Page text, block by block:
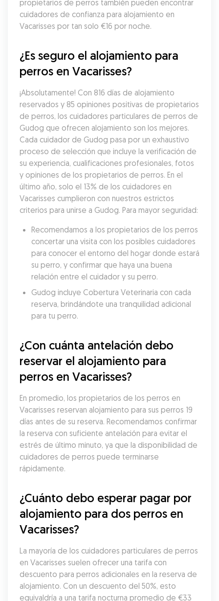
propietarios de perros también pueden encontrar
cuidadores de confianza para alojamiento en
Vacarisses por tan solo €16 por noche.
¿Es seguro el alojamiento para
perros en Vacarisses?
¡Absolutamente! Con 816 días de alojamiento
reservados y 85 opiniones positivas de propietarios
de perros, los cuidadores particulares de perros de
Gudog que ofrecen alojamiento son los mejores.
Cada cuidador de Gudog pasa por un exhaustivo
proceso de selección que incluye la verificación de
su experiencia, cualificaciones profesionales, fotos
y opiniones de los propietarios de perros. En el
último año, solo el 13% de los cuidadores en
Vacarisses cumplieron con nuestros estrictos
criterios para unirse a Gudog. Para mayor seguridad:
Recomendamos a los propietarios de los perros
concertar una visita con los posibles cuidadores
para conocer el entorno del hogar donde estará
su perro, y confirmar que haya una buena
relación entre el cuidador y su perro.
Gudog incluye Cobertura Veterinaria con cada
reserva, brindándote una tranquilidad adicional
para tu perro.
¿Con cuánta antelación debo
reservar el alojamiento para
perros en Vacarisses?
En promedio, los propietarios de los perros en
Vacarisses reservan alojamiento para sus perros 19
días antes de su reserva. Recomendamos confirmar
la reserva con suficiente antelación para evitar el
estrés de último minuto, ya que la disponibilidad de
cuidadores de perros puede terminarse
rápidamente.
¿Cuánto debo esperar pagar por
alojamiento para dos perros en
Vacarisses?
La mayoría de los cuidadores particulares de perros
en Vacarisses suelen ofrecer una tarifa con
descuento para perros adicionales en la reserva de
alojamiento. Con un descuento del 50%, esto
equivaldría a una tarifa nocturna promedio de €33